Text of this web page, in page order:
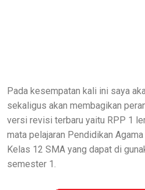
Pada kesempatan kali ini saya
sekaligus akan membagikan
versi revisi terbaru yaitu RPP 1
mata pelajaran Pendidikan
Kelas 12 SMA yang dapat di
semester 1.